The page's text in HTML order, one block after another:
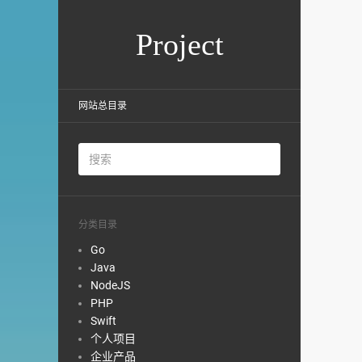
Project
网站总目录
分类目录
Go
Java
NodeJS
PHP
Swift
个人项目
企业产品